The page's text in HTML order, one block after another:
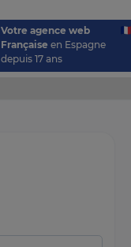
Votre agence web
Française en Espagne
depuis 17 ans